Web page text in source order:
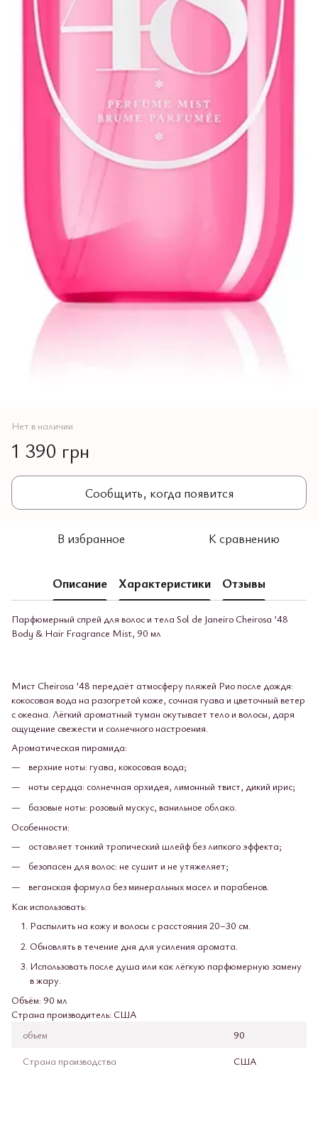
Нет в наличии
1 390 грн
Сообщить, когда появится
В избранное К сравнению
Описание Характеристики Отзывы
Парфюмерный спрей для волос и тела Sol de Janeiro Cheirosa ’48
Body & Hair Fragrance Mist, 90 мл
Мист Cheirosa ’48 передаёт атмосферу пляжей Рио после дождя:
кокосовая вода на разогретой коже, сочная гуава и цветочный ветер
с океана. Лёгкий ароматный туман окутывает тело и волосы, даря
ощущение свежести и солнечного настроения.
Ароматическая пирамида:
верхние ноты: гуава, кокосовая вода;
ноты сердца: солнечная орхидея, лимонный твист, дикий ирис;
базовые ноты: розовый мускус, ванильное облако.
Особенности:
оставляет тонкий тропический шлейф без липкого эффекта;
безопасен для волос: не сушит и не утяжеляет;
веганская формула без минеральных масел и парабенов.
Как использовать:
Распылить на кожу и волосы с расстояния 20–30 см.
Обновлять в течение дня для усиления аромата.
Использовать после душа или как лёгкую парфюмерную замену
в жару.
Объём: 90 мл
Страна производитель: США
объем
90
Страна производства
США